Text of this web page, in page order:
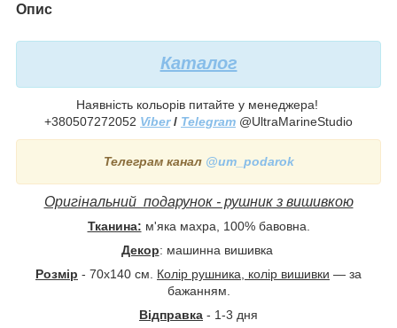
Опис
Каталог
Наявність кольорів питайте у менеджера!
+380507272052 Viber/ Telegram @UltraMarineStudio
Телеграм канал @um_podarok
Оригінальний подарунок - рушник з вишивкою
Тканина: м'яка махра, 100% бавовна.
Декор: машинна вишивка
Розмір - 70x140 см. Колір рушника, колір вишивки — за
бажанням.
Відправка - 1-3 дня